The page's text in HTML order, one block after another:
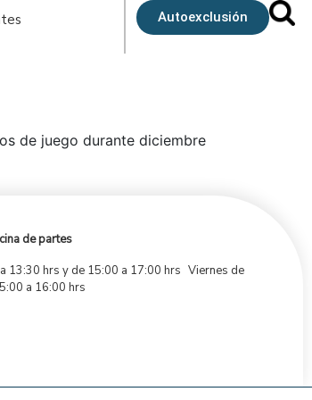
Autoexclusión
de juego durante diciembre
de partes
13:30 hrs y de 15:00 a 17:00 hrs Viernes de
a 16:00 hrs